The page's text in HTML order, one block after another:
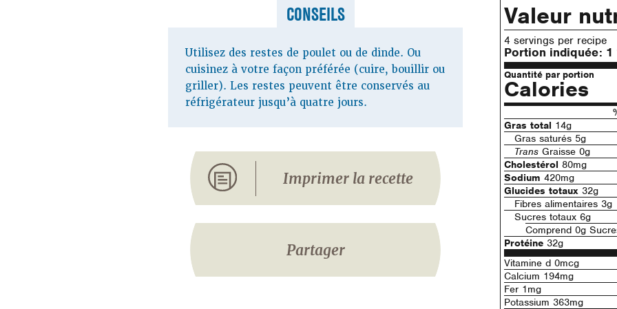
CONSEILS
Utilisez des restes de poulet ou de dinde. Ou
cuisinez à votre façon préférée (cuire, bouillir ou
griller). Les restes peuvent être conservés au
réfrigérateur jusqu’à quatre jours.
Imprimer la recette
Partager
Valeur
4 servings per recipe
Portion indiquée: 1
Quantité par portion
Calories
Gras total 14g
Gras saturés 5g
Trans Graisse 0g
Cholestérol 80mg
Sodium 420mg
Glucides totaux 32g
Fibres alimentaires 3g
Sucres totaux 6g
Comprend 0g
Protéine 32g
Vitamine d 0mcg
Calcium 194mg
Fer 1mg
Potassium 363mg